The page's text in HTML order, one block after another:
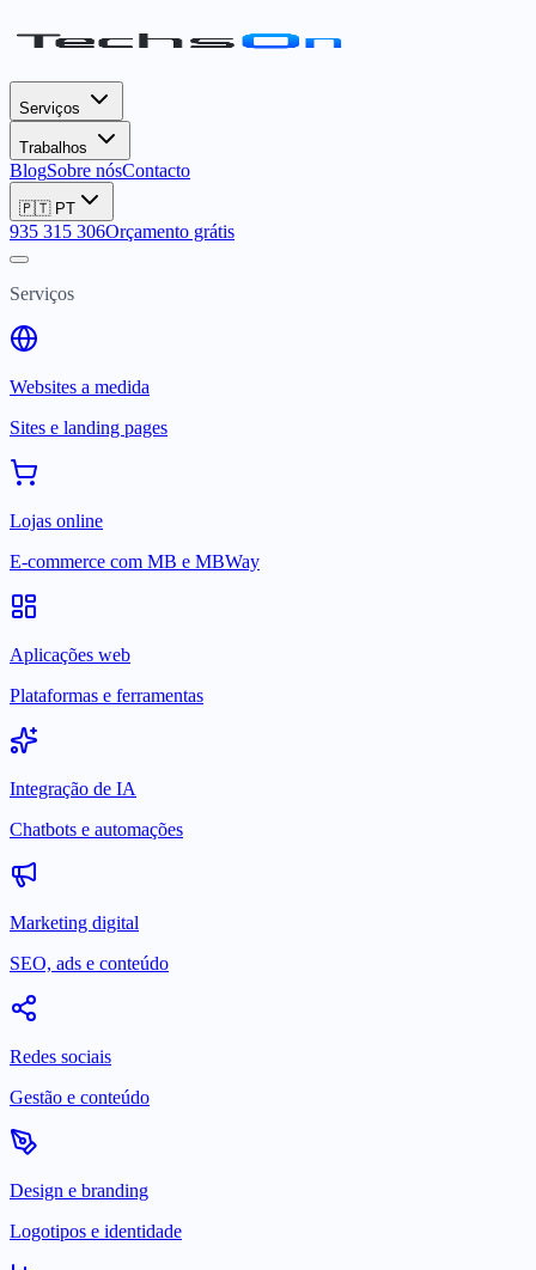
Serviços
Trabalhos
BlogSobre nósContacto
🇵🇹 PT
935 315 306Orçamento grátis
Serviços
Websites a medida
Sites e landing pages
Lojas online
E-commerce com MB e MBWay
Aplicações web
Plataformas e ferramentas
Integração de IA
Chatbots e automações
Marketing digital
SEO, ads e conteúdo
Redes sociais
Gestão e conteúdo
Design e branding
Logotipos e identidade